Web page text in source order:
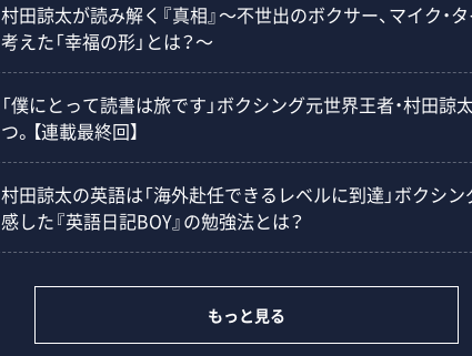
村田諒太が読み解く『真相』～不世出のボクサー、マイク・
考えた「幸福の形」とは？～
「僕にとって読書は旅です」ボクシング元世界王者・村田諒
つ。【連載最終回】
村田諒太の英語は「海外赴任できるレベルに到達」ボクシ
感した『英語日記BOY』の勉強法とは？
もっと見る